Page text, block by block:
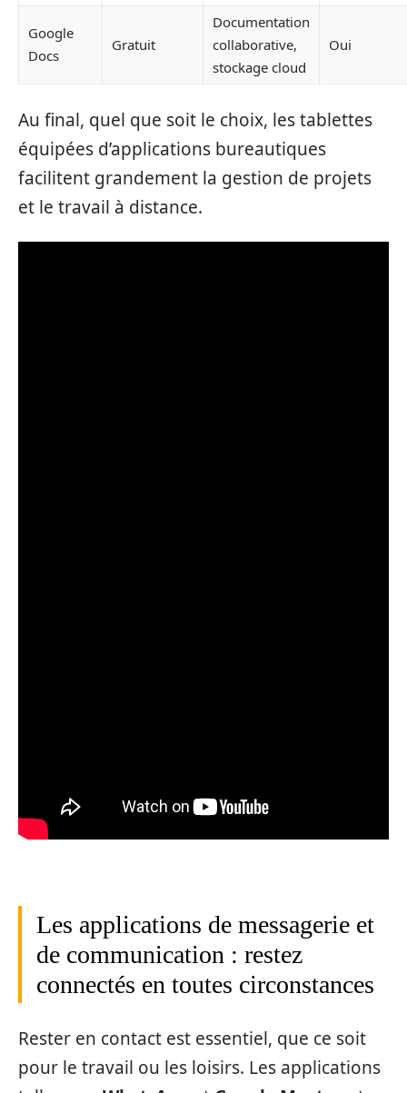
Google
Docs
Gratuit
Documentation
collaborative,
stockage cloud
Oui
Au final, quel que soit le choix, les tablettes
équipées d’applications bureautiques
facilitent grandement la gestion de projets
et le travail à distance.
Les applications de messagerie et
de communication : restez
connectés en toutes circonstances
Rester en contact est essentiel, que ce soit
pour le travail ou les loisirs. Les applications